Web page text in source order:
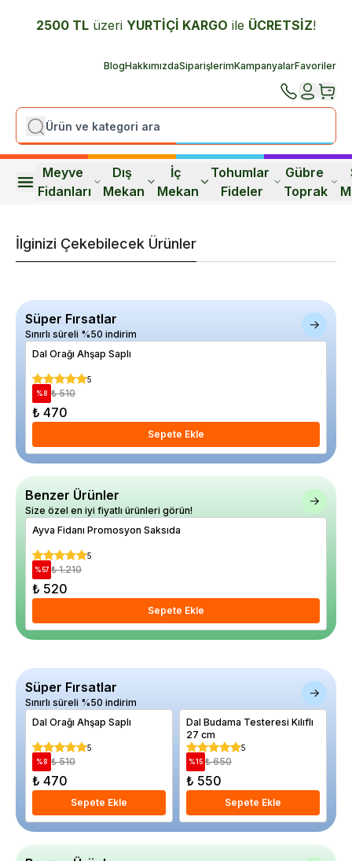
2500 TL üzeri YURTİÇİ KARGO ile ÜCRETSİZ!
BlogHakkımızdaSiparişlerimKampanyalarFavoriler
Meyve
Fidanları
Dış
Mekan
İç
Mekan
Tohumlar
Fideler
Gübre
Toprak
İlginizi Çekebilecek Ürünler
Süper Fırsatlar
Sınırlı süreli %50 indirim
Dal Orağı Ahşap Saplı
5
% 8 ₺ 510
₺ 470
Sepete Ekle
Benzer Ürünler
Size özel en iyi fiyatlı ürünleri görün!
Ayva Fidanı Promosyon Saksıda
5
% 57 ₺ 1.210
₺ 520
Sepete Ekle
Süper Fırsatlar
Sınırlı süreli %50 indirim
Dal Orağı Ahşap Saplı
5
% 8 ₺ 510
₺ 470
Sepete Ekle
Dal Budama Testeresi Kılıflı
27 cm
5
%15 ₺ 650
₺ 550
Sepete Ekle